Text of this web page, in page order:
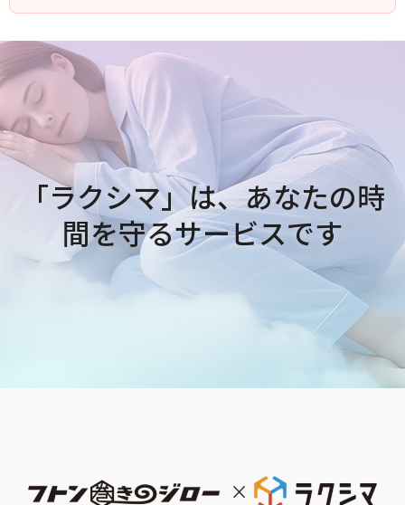
「ラクシマ」は、あなたの時
間を守るサービスです